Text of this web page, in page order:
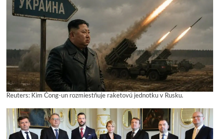
Reuters: Kim Čong-un rozmiestňuje raketovú jednotku v Rusku.